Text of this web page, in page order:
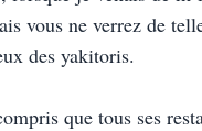
vous ne verrez de
des yakitoris.
que tous ses